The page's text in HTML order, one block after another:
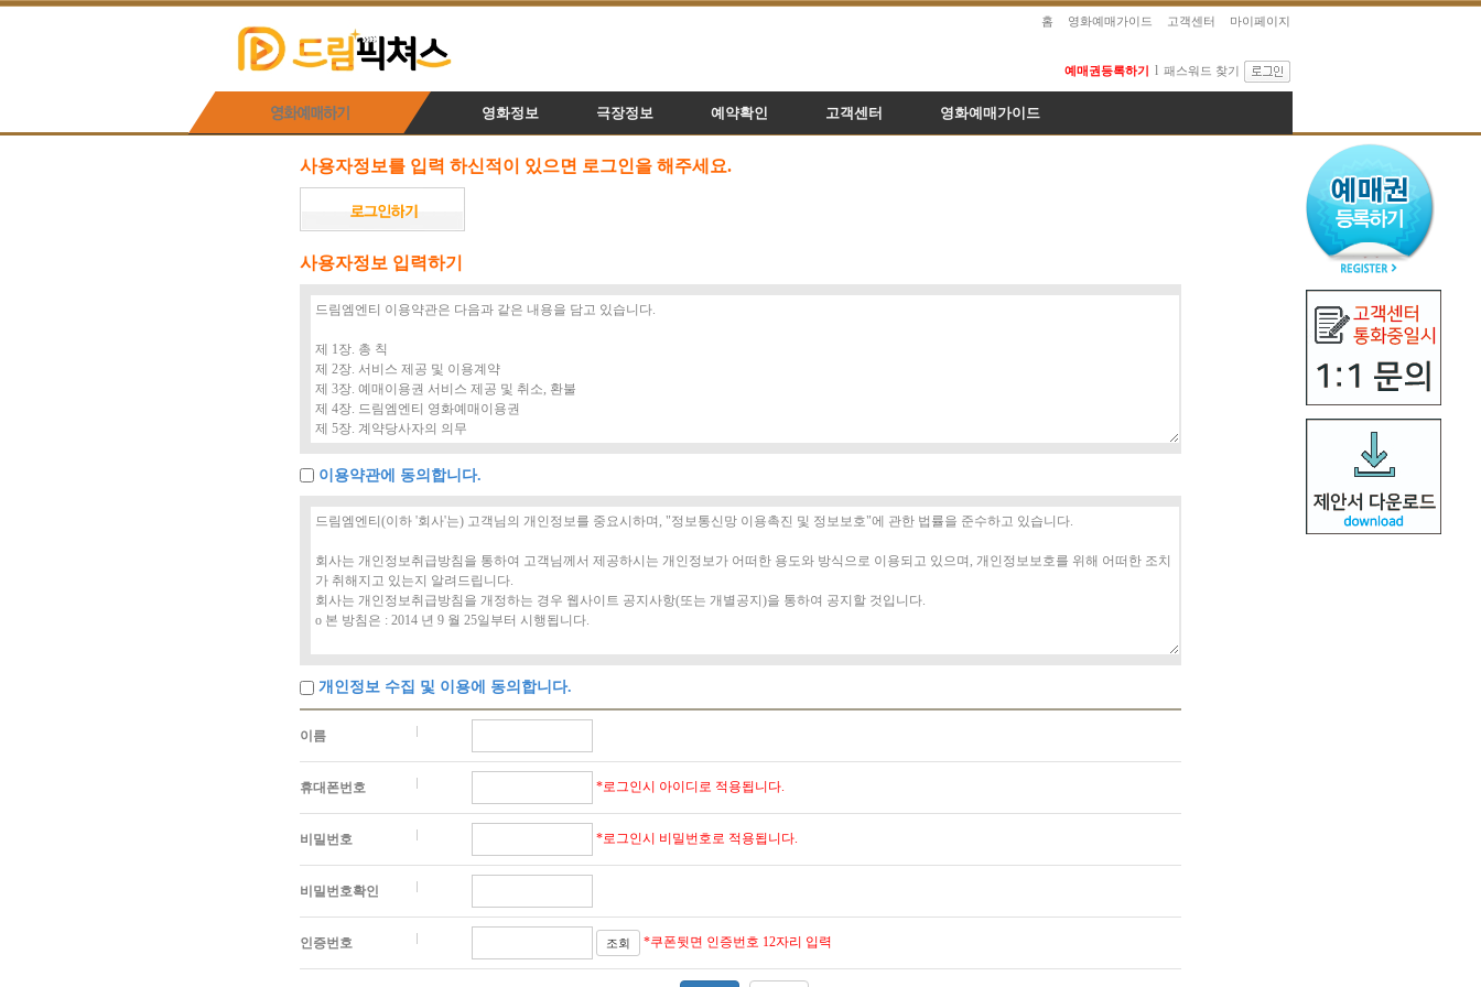
홈 영화예매가이드 고객센터 마이페이지
예매권등록하기 l 패스워드 찾기
영화정보 극장정보 예약확인 고객센터 영화예매가이드
사용자정보를 입력 하신적이 있으면 로그인을 해주세요.
사용자정보 입력하기
이용약관에 동의합니다.
개인정보 수집 및 이용에 동의합니다.
이름
휴대폰번호 *로그인시 아이디로 적용됩니다.
비밀번호 *로그인시 비밀번호로 적용됩니다.
비밀번호확인
인증번호 *쿠폰뒷면 인증번호 12자리 입력